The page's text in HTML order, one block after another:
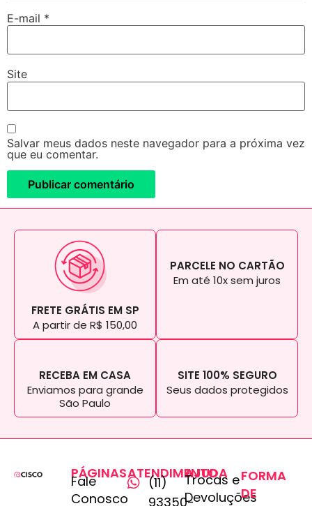
E-mail *
Site
Salvar meus dados neste navegador para a próxima vez
que eu comentar.
FRETE GRÁTIS EM SP
A partir de R$ 150,00
PARCELE NO CARTÃO
Em até 10x sem juros
RECEBA EM CASA
Enviamos para grande
São Paulo
SITE 100% SEGURO
Seus dados protegidos
PÁGINAS
Fale
Conosco
ATENDIMENTO
(11)
93350-
AJUDA
Trocas e
Devoluções
FORMA
DE